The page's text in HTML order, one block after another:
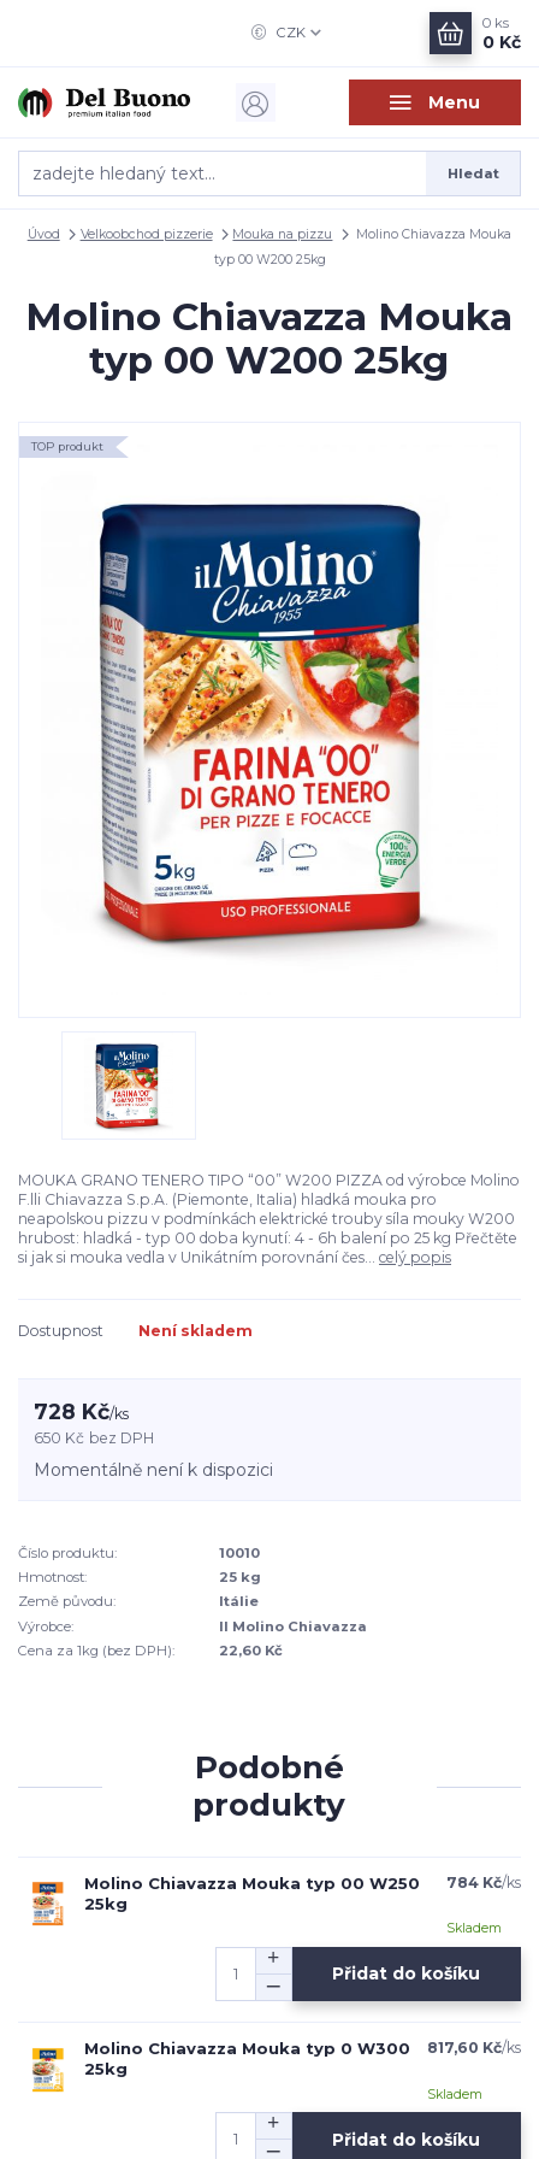
Menu
CZK
Hledat
0 ks
0 Kč
Úvod Velkoobchod pizzerie Mouka na pizzu
Molino Chiavazza Mouka
typ 00 W200 25kg
Molino Chiavazza Mouka
typ 00 W200 25kg
TOP produkt
MOUKA GRANO TENERO TIPO “00” W200 PIZZA od výrobce Molino
F.lli Chiavazza S.p.A. (Piemonte, Italia) hladká mouka pro
neapolskou pizzu v podmínkách elektrické trouby síla mouky W200
hrubost: hladká - typ 00 doba kynutí: 4 - 6h balení po 25 kg Přečtěte
si jak si mouka vedla v Unikátním porovnání čes... celý popis
Dostupnost Není skladem
728 Kč/ks
650 Kč bez DPH
Momentálně není k dispozici
Číslo produktu:
10010
Hmotnost:
25 kg
Země původu:
Itálie
Výrobce:
Il Molino Chiavazza
Cena za 1kg (bez DPH):
22,60 Kč
Podobné
produkty
Molino Chiavazza Mouka typ 00 W250
25kg
784 Kč/ks
Skladem
Přidat do košíku
Molino Chiavazza Mouka typ 0 W300
25kg
817,60 Kč/ks
Skladem
Přidat do košíku